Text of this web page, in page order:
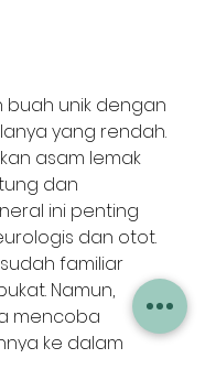
buah unik dengan
yang rendah.
asam lemak
dan
ini penting
dan otot.
familiar
Namun,
mencoba
ke dalam